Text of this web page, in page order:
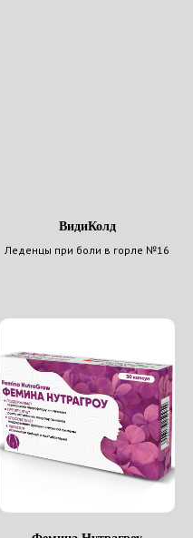
ВидиКолд
Леденцы при боли в горле №16